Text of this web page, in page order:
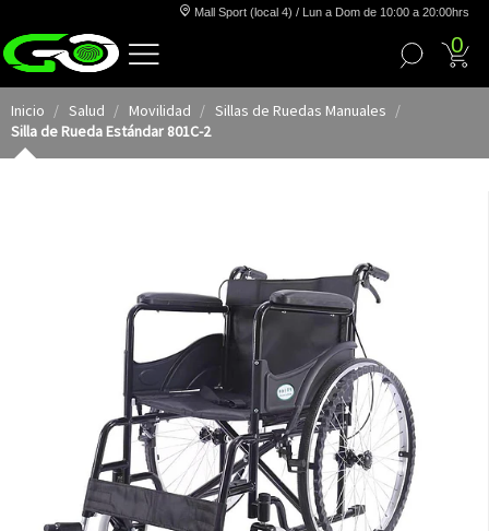
Mall Sport (local 4) / Lun a Dom de 10:00 a 20:00hrs
0
Inicio Salud Movilidad
Sillas de Ruedas Manuales
Silla de Rueda Estándar 801C-2